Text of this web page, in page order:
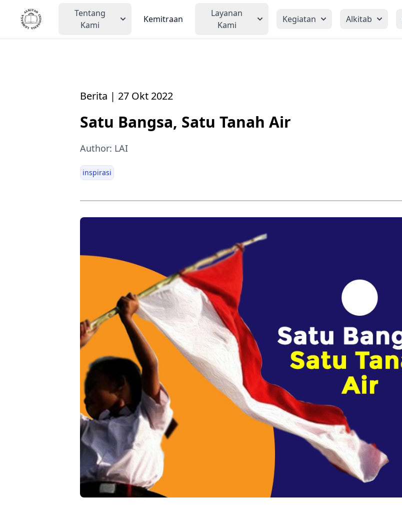
Tentang
Kami
Kemitraan
Layanan
Kami
Kegiatan Alkitab
Berita | 27 Okt 2022
Satu Bangsa, Satu Tanah Air
Author: LAI
inspirasi